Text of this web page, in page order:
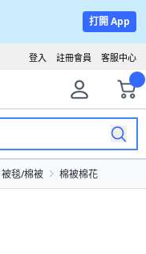
打開 App
客服中心
註冊會員
登入
被毯/棉被 棉被棉花